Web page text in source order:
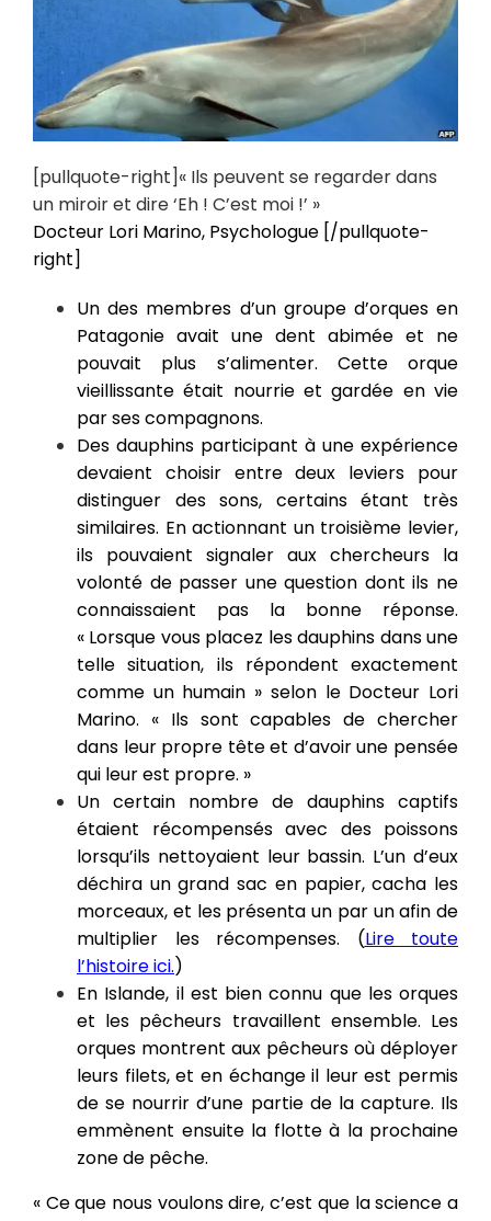
[pullquote-right]« Ils peuvent se regarder dans
un miroir et dire ‘Eh ! C’est moi !’ »
Docteur Lori Marino, Psychologue [/pullquote-
right]
Un des membres d’un groupe d’orques en
Patagonie avait une dent abimée et ne
pouvait plus s’alimenter. Cette orque
vieillissante était nourrie et gardée en vie
par ses compagnons.
Des dauphins participant à une expérience
devaient choisir entre deux leviers pour
distinguer des sons, certains étant très
similaires. En actionnant un troisième levier,
ils pouvaient signaler aux chercheurs la
volonté de passer une question dont ils ne
connaissaient pas la bonne réponse.
« Lorsque vous placez les dauphins dans une
telle situation, ils répondent exactement
comme un humain » selon le Docteur Lori
Marino. « Ils sont capables de chercher
dans leur propre tête et d’avoir une pensée
qui leur est propre. »
Un certain nombre de dauphins captifs
étaient récompensés avec des poissons
lorsqu’ils nettoyaient leur bassin. L’un d’eux
déchira un grand sac en papier, cacha les
morceaux, et les présenta un par un afin de
multiplier les récompenses. (Lire toute
l’histoire ici.)
En Islande, il est bien connu que les orques
et les pêcheurs travaillent ensemble. Les
orques montrent aux pêcheurs où déployer
leurs filets, et en échange il leur est permis
de se nourrir d’une partie de la capture. Ils
emmènent ensuite la flotte à la prochaine
zone de pêche.
« Ce que nous voulons dire, c’est que la science a